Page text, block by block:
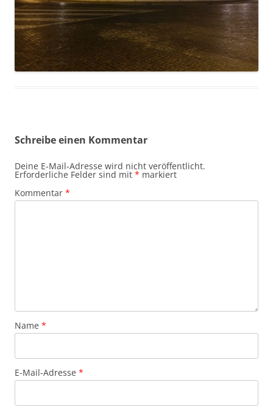
Schreibe einen Kommentar
Deine E-Mail-Adresse wird nicht veröffentlicht.
Erforderliche Felder sind mit * markiert
Kommentar *
Name *
E-Mail-Adresse *